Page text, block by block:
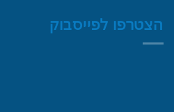
הצטרפו לפייסבוק